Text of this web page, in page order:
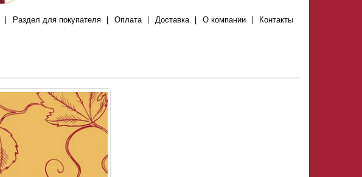
Раздел для покупателя Оплата Доставка О компании Контакты